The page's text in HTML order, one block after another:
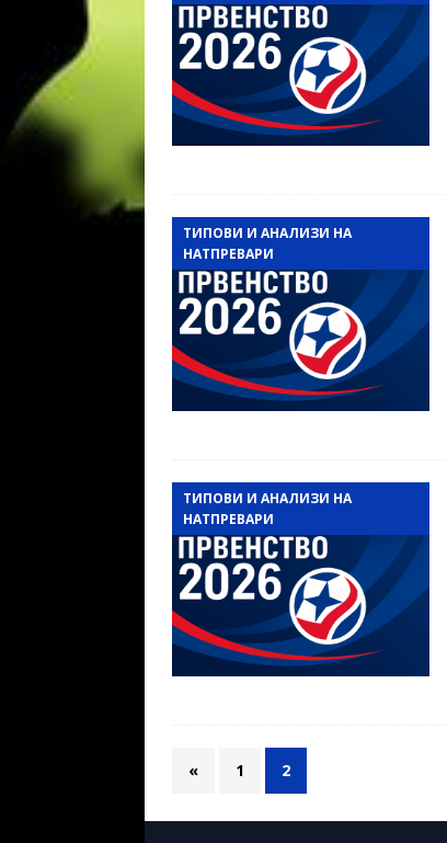
ТИПОВИ И АНАЛИЗИ НА
НАТПРЕВАРИ
ТИПОВИ И АНАЛИЗИ НА
НАТПРЕВАРИ
« 1 2